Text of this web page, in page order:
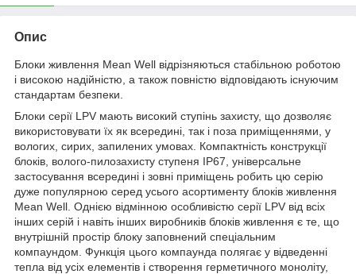
Опис
Блоки живлення Mean Well відрізняються стабільною роботою
і високою надійністю, а також повністю відповідають існуючим
стандартам безпеки.
Блоки серії LPV мають високий ступінь захисту, що дозволяє
використовувати їх як всередині, так і поза приміщеннями, у
вологих, сирих, запилених умовах. Компактність конструкції
блоків, волого-пилозахисту ступеня IP67, універсальне
застосування всередині і зовні приміщень робить цю серію
дуже популярною серед усього асортименту блоків живлення
Mean Well. Однією відмінною особливістю серії LPV від всіх
інших серій і навіть інших виробників блоків живлення є те, що
внутрішній простір блоку заповнений спеціальним
компаундом. Функція цього компаунда полягає у відведенні
тепла від усіх елементів і створення герметичного моноліту,